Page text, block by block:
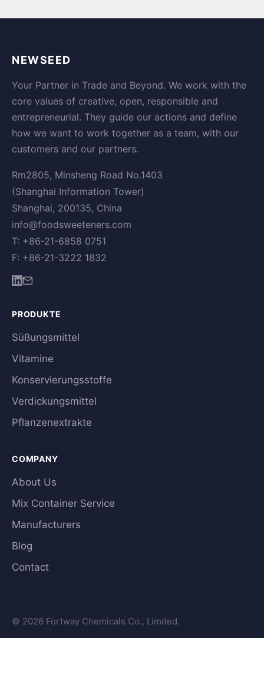
NEWSEED
Your Partner in Trade and Beyond. We work with the
core values of creative, open, responsible and
entrepreneurial. They guide our actions and define
how we want to work together as a team, with our
customers and our partners.
Rm2805, Minsheng Road No.1403
(Shanghai Information Tower)
Shanghai, 200135, China
info@foodsweeteners.com
T: +86-21-6858 0751
F: +86-21-3222 1832
PRODUKTE
Süßungsmittel
Vitamine
Konservierungsstoffe
Verdickungsmittel
Pflanzenextrakte
COMPANY
About Us
Mix Container Service
Manufacturers
Blog
Contact
© 2026 Fortway Chemicals Co., Limited.